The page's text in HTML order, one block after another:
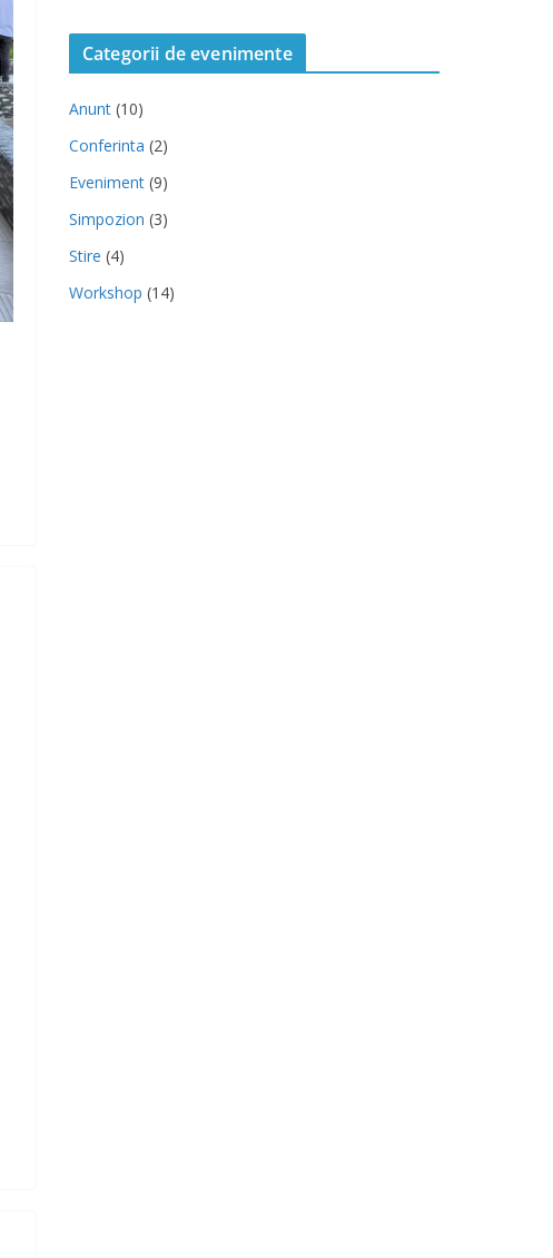
Categorii de evenimente
Anunt (10)
Conferinta (2)
Eveniment (9)
Simpozion (3)
Stire (4)
Workshop (14)